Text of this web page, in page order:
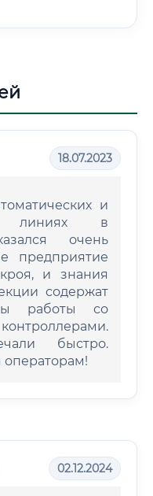
18.07.2023
и
линиях в
очень
предприятие
и знания
содержат
работы со
быстро.
02.12.2024